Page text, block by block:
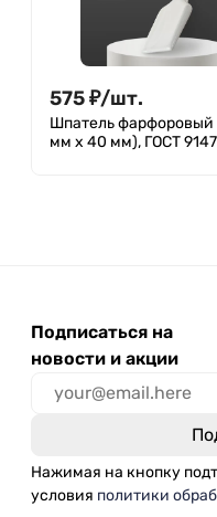
575₽/шт.
Шпатель
мм х 40 мм), ГОСТ
Подписаться на
новости и акции
Нажимая на кнопку
условия политики